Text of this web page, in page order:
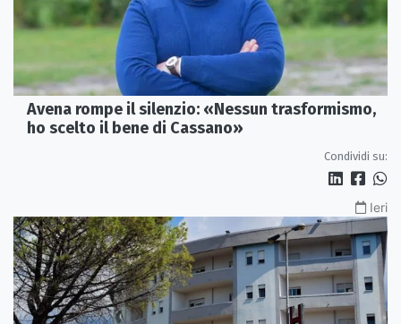
Avena rompe il silenzio: «Nessun trasformismo,
ho scelto il bene di Cassano»
Condividi su:
Ieri